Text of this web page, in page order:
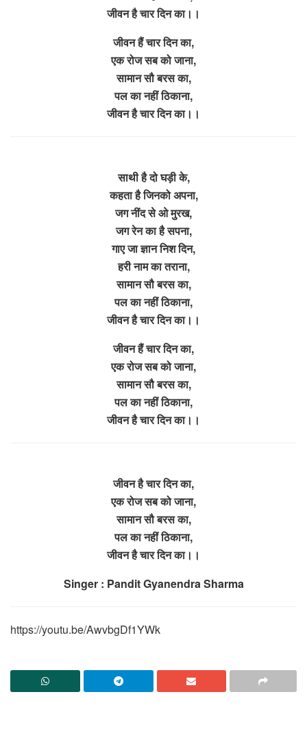
जीवन है चार दिन का।।
जीवन हैं चार दिन का,
एक रोज सब को जाना,
सामान सौ बरस का,
पल का नहीं ठिकाना,
जीवन है चार दिन का।।
साथी है दो घड़ी के,
कहता है जिनको अपना,
जग नींद से ओ मुरख,
जग रेन का है सपना,
गाए जा ज्ञान निश दिन,
हरी नाम का तराना,
सामान सौ बरस का,
पल का नहीं ठिकाना,
जीवन है चार दिन का।।
जीवन हैं चार दिन का,
एक रोज सब को जाना,
सामान सौ बरस का,
पल का नहीं ठिकाना,
जीवन है चार दिन का।।
जीवन है चार दिन का,
एक रोज सब को जाना,
सामान सौ बरस का,
पल का नहीं ठिकाना,
जीवन है चार दिन का।।
Singer : Pandit Gyanendra Sharma
https://youtu.be/AwvbgDf1YWk